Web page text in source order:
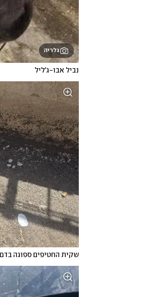
גלריה
נביל אבו-ג'ליל
שקית החטיפים ספוגה בדם